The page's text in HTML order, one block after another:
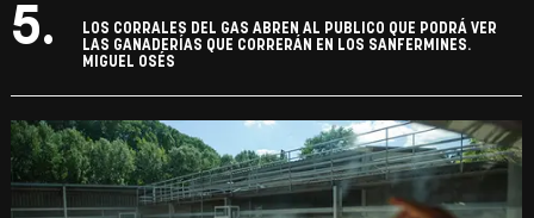
5.
LOS CORRALES DEL GAS ABREN AL PUBLICO QUE PODRÁ VER
LAS GANADERÍAS QUE CORRERÁN EN LOS SANFERMINES.
MIGUEL OSÉS